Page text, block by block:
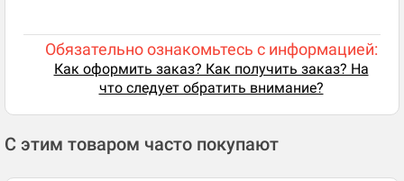
Обязательно ознакомьтесь с информацией:
Как оформить заказ? Как получить заказ? На
что следует обратить внимание?
С этим товаром часто покупают